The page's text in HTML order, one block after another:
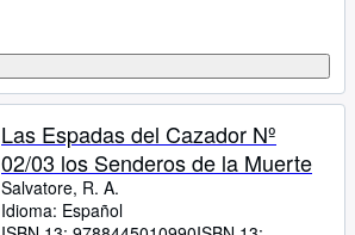
Las Espadas del Cazador Nº
02/03 los Senderos de la Muerte
Salvatore, R. A.
Idioma: Español